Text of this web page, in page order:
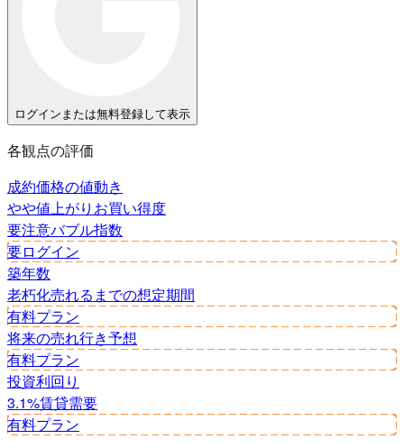
ログインまたは無料登録して表示
各観点の評価
成約価格の値動き
やや値上がり お買い得度
要注意バブル指数
要ログイン
築年数
老朽化売れるまでの想定期間
有料プラン
将来の売れ行き予想
有料プラン
投資利回り
3.1%賃貸需要
有料プラン